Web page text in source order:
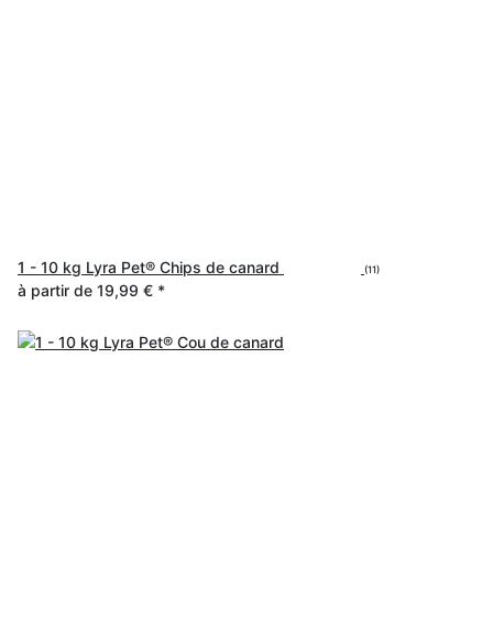
1 - 10 kg Lyra Pet® Chips de canard (11)
à partir de 19,99 € *